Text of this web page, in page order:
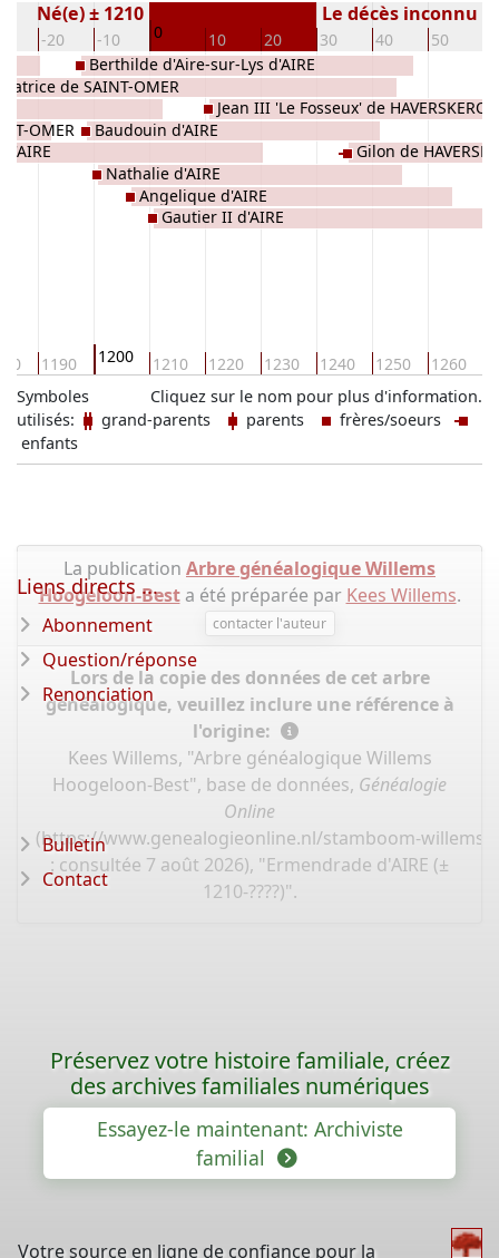
-20 -10 0 10 20 30 40 50
Né(e) ± 1210 Le décès inconnu
1190 1200 1210 1220 1230 1240 1250 1260
OMER
de SAINT-OMER
Berthilde d'Aire-sur-Lys d'AIRE
Baudouin d'AIRE
Nathalie d'AIRE
Angelique d'AIRE
Gautier II d'AIRE
Jean III 'Le Fosseux' de
Gilon de
Cliquez sur le nom pour plus d'information.
Symboles
utilisés:
grand-parents parents
frères/soeurs
enfants
La publication Arbre généalogique Willems
Hoogeloon-Besta été préparée par Kees Willems.
contacter l'auteur
Lors de la copie des données de cet arbre
généalogique, veuillez inclure une référence à
l'origine:
Kees Willems, "Arbre généalogique Willems
Hoogeloon-Best", base de données, Généalogie
Online
(https://www.genealogieonline.nl/stamboom-willems-
: consultée 7 août 2026), "Ermendrade d'AIRE (±
1210-????)".
Liens directs ...
Abonnement
Question/réponse
Renonciation
Bulletin
Contact
Préservez votre histoire familiale, créez
des archives familiales numériques
Essayez-le maintenant: Archiviste
familial
Votre source en ligne de confiance pour la